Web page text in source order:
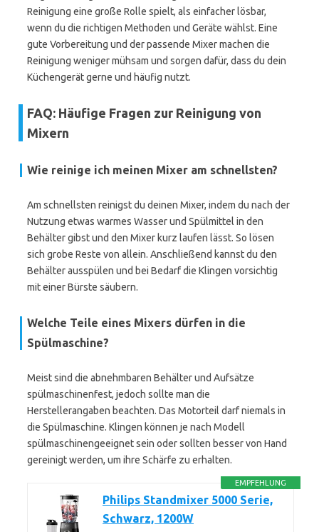
Reinigung eine große Rolle spielt, als einfacher lösbar,
wenn du die richtigen Methoden und Geräte wählst. Eine
gute Vorbereitung und der passende Mixer machen die
Reinigung weniger mühsam und sorgen dafür, dass du dein
Küchengerät gerne und häufig nutzt.
FAQ: Häufige Fragen zur Reinigung von
Mixern
Wie reinige ich meinen Mixer am schnellsten?
Am schnellsten reinigst du deinen Mixer, indem du nach der
Nutzung etwas warmes Wasser und Spülmittel in den
Behälter gibst und den Mixer kurz laufen lässt. So lösen
sich grobe Reste von allein. Anschließend kannst du den
Behälter ausspülen und bei Bedarf die Klingen vorsichtig
mit einer Bürste säubern.
Welche Teile eines Mixers dürfen in die
Spülmaschine?
Meist sind die abnehmbaren Behälter und Aufsätze
spülmaschinenfest, jedoch sollte man die
Herstellerangaben beachten. Das Motorteil darf niemals in
die Spülmaschine. Klingen können je nach Modell
spülmaschinengeeignet sein oder sollten besser von Hand
gereinigt werden, um ihre Schärfe zu erhalten.
EMPFEHLUNG
Philips Standmixer 5000 Serie,
Schwarz, 1200W